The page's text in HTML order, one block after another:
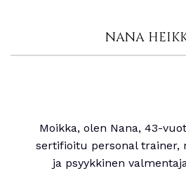
NANA
Moikka, olen Nana, 43-
sertifioitu personal trainer,
ja psyykkinen